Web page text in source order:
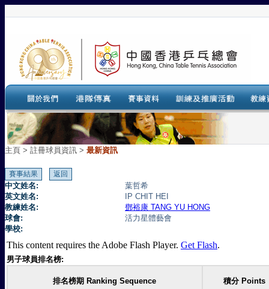
主頁 > 註冊球員資訊 > 最新資訊
中文姓名:
葉哲希
英文姓名:
IP CHIT HEI
教練姓名:
鄧裕康 TANG YU HONG
球會:
活力星體藝會
學校:
This content requires the Adobe Flash Player. Get Flash.
男子球員排名榜:
排名榜期 Ranking Sequence 積分 Points